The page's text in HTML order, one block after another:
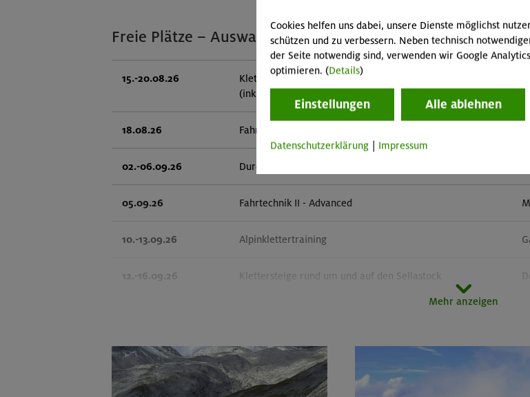
Freie Plätze – Auswahl
15.-20.08.26
Klettersteige im Herzen von Montafon und Rätikon
(inkl. Ü)
18.08.26 Fahrtechnik II - Advanced - Kompakt
02.-06.09.26 Durchquerung der Monzoni- und der Latemargruppe
05.09.26 Fahrtechnik II - Advanced
10.-13.09.26 Alpinklettertraining
12.-16.09.26 Klettersteige rund um und auf den Sellastock
26.-30.09.26 Stiege und Steige in der Sächsischen Schweiz
01.-04.10.26 Leichte Klettersteige rund um den Gardasee
Mehr anzeigen
Cookies helfen uns dabei, unsere Dienste möglichst
schützen und zu verbessern. Neben technisch
der Seite notwendig sind, verwenden wir Google
optimieren. (Details)
Einstellungen Alle ablehnen
Datenschutzerklärung Impressum